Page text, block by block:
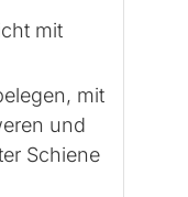
mit
mit
und
Schiene